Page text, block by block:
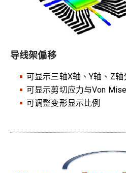
导线架偏移
可显示三轴X轴、Y轴、Z轴
可显示剪切应力与Von
可调整变形显示比例